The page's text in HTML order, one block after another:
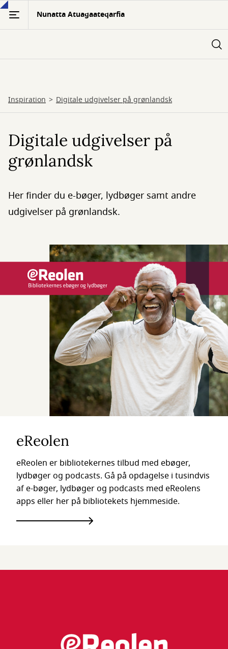
Gå
hovedindhold
Nunatta Atuagaateqarfia
Inspiration Digitale udgivelser på grønlandsk
Digitale udgivelser på
grønlandsk
Her finder du e-bøger, lydbøger samt andre
udgivelser på grønlandsk.
eReolen
eReolen er bibliotekernes tilbud med ebøger,
lydbøger og podcasts. Gå på opdagelse i tusindvis
af e-bøger, lydbøger og podcasts med eReolens
apps eller her på bibliotekets hjemmeside.